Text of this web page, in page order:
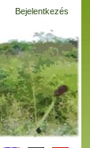
Bejelentkezés